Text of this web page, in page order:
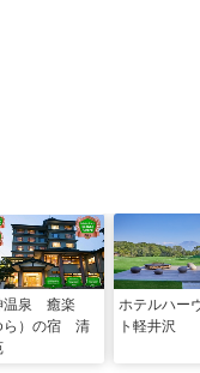
温泉 癒楽
ら）の宿 清
ホテルハー
ト軽井沢